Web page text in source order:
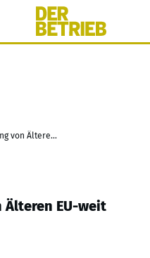
Erwerbsbeteiligung von Älteren EU-weit gestiegen
EU-weit